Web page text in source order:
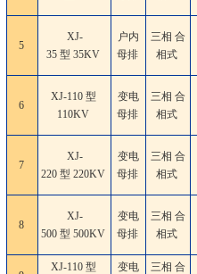
5
XJ-
35 型 35KV
户内
母排
三相 合
相式
6
XJ-110 型
110KV
变电
母排
三相 合
相式
7
XJ-
220 型 220KV
变电
母排
三相 合
相式
8
XJ-
500 型 500KV
变电
母排
三相 合
相式
XJ-110 型
变电
三相 合